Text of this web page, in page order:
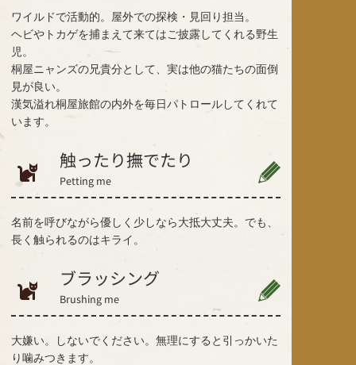
ワイルドで活動的。屋外での探検・見回り担当。
ヘビやトカゲを捕まえて来てはご披露してくれる野生
児。
桐屋ニャンズの兄貴分として、実は他の猫たちの面倒
見が良い。
漢気溢れ桐屋旅館の内外を毎日パトロールしてくれて
います。
触ったり撫でたり
Petting me
名前を呼びながら優しく少しなら大抵大丈夫。でも、
長く触られるのはキライ。
ブラッシング
Brushing me
大嫌い。しないでください。無理にすると引っかいた
り噛みつきます。